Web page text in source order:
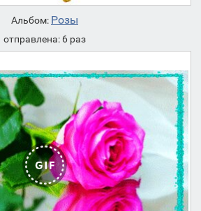
Альбом: Розы
отправлена: 6 раз